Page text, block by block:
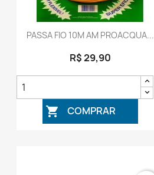
PASSA FIO 10M AM PROACQUA...
R$ 29,90
 COMPRAR